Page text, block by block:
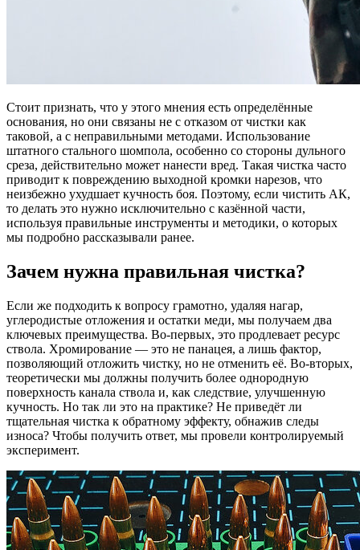
Стоит признать, что у этого мнения есть определённые
основания, но они связаны не с отказом от чистки как
таковой, а с неправильными методами. Использование
штатного стального шомпола, особенно со стороны дульного
среза, действительно может нанести вред. Такая чистка часто
приводит к повреждению выходной кромки нарезов, что
неизбежно ухудшает кучность боя. Поэтому, если чистить АК,
то делать это нужно исключительно с казённой части,
используя правильные инструменты и методики, о которых
мы подробно рассказывали ранее.
Зачем нужна правильная чистка?
Если же подходить к вопросу грамотно, удаляя нагар,
углеродистые отложения и остатки меди, мы получаем два
ключевых преимущества. Во-первых, это продлевает ресурс
ствола. Хромирование — это не панацея, а лишь фактор,
позволяющий отложить чистку, но не отменить её. Во-вторых,
теоретически мы должны получить более однородную
поверхность канала ствола и, как следствие, улучшенную
кучность. Но так ли это на практике? Не приведёт ли
тщательная чистка к обратному эффекту, обнажив следы
износа? Чтобы получить ответ, мы провели контролируемый
эксперимент.